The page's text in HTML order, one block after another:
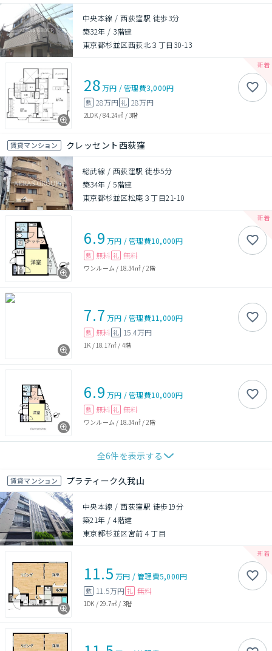
中央本線 / 西荻窪駅 徒歩3分
築32年 / 3階建
東京都杉並区西荻北３丁目30-13
28万円 /管理費3,000円
敷 28万円 礼 28万円
2LDK/84.24㎡ /3階
賃貸マンション クレッセント西荻窪
総武線 / 西荻窪駅 徒歩5分
築34年 /5階建
東京都杉並区松庵３丁目21-10
6.9 万円 /管理費10,000円
敷 無料 礼 無料
ワンルーム / 18.34㎡/ 2階
7.7 万円 /管理費11,000円
敷 無料 礼 15.4万円
1K / 18.17㎡ / 4階
6.9 万円 /管理費10,000円
敷 無料 礼 無料
ワンルーム / 18.34㎡/ 2階
全6件を表示する
賃貸マンション プラティーク久我山
中央本線 / 西荻窪駅 徒歩19分
築21年 /4階建
東京都杉並区宮前４丁目
11.5 万円 /管理費5,000円
敷 11.5万円 礼 無料
1DK / 29.7㎡ / 3階